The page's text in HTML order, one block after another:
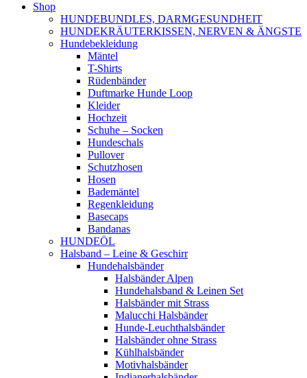
Shop
HUNDEBUNDLES, DARMGESUNDHEIT
HUNDEKRÄUTERKISSEN, NERVEN & ÄNGSTE
Hundebekleidung
Mäntel
T-Shirts
Rüdenbänder
Duftmarke Hunde Loop
Kleider
Hochzeit
Schuhe – Socken
Hundeschals
Pullover
Schutzhosen
Hosen
Bademäntel
Regenkleidung
Basecaps
Bandanas
HUNDEÖL
Halsband – Leine & Geschirr
Hundehalsbänder
Halsbänder Alpen
Hundehalsband & Leinen Set
Halsbänder mit Strass
Malucchi Halsbänder
Hunde-Leuchthalsbänder
Halsbänder ohne Strass
Kühlhalsbänder
Motivhalsbänder